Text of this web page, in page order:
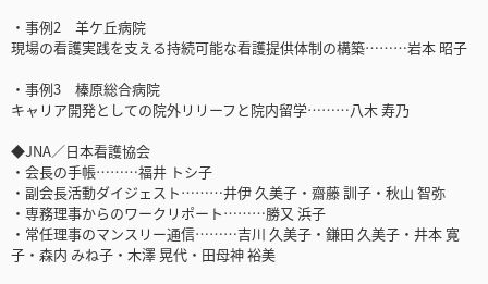
・事例2 羊ケ丘病院
現場の看護実践を支える持続可能な看護提供体制の構築………岩本 昭子
・事例3 榛原総合病院
キャリア開発としての院外リリーフと院内留学………八木 寿乃
◆JNA／日本看護協会
・会長の手帳………福井 トシ子
・副会長活動ダイジェスト………井伊 久美子・齋藤 訓子・秋山 智弥
・専務理事からのワークリポート………勝又 浜子
・常任理事のマンスリー通信………吉川 久美子・鎌田 久美子・井本 寛
子・森内 みね子・木澤 晃代・田母神 裕美